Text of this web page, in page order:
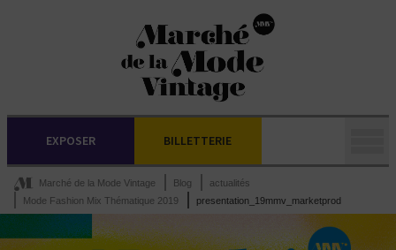
EXPOSER BILLETTERIE
Marché de la Mode Vintage Blog
actualités
Mode Fashion Mix Thématique 2019
presentation_19mmv_marketprod